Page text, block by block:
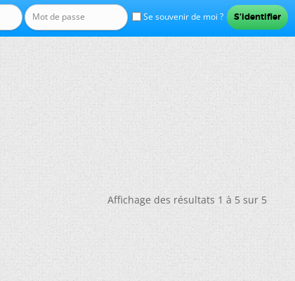
Se souvenir de moi ?
Affichage des résultats 1 à 5 sur 5